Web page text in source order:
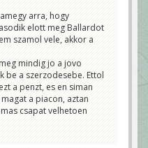
arra, hogy
elott meg Ballardot
szamol vele, akkor a
mindig jo a jovo
be a szerzodesebe. Ettol
a penzt, es en siman
a piacon, aztan
csapat velhetoen